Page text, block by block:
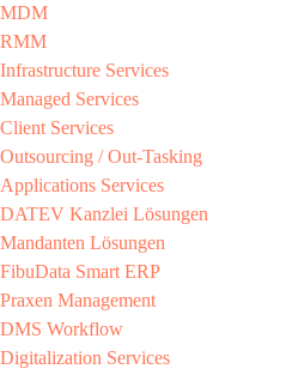
MDM​
RMM​
Infrastructure Services
Managed Services​
Client Services​
Outsourcing / Out-Tasking​
Applications Services
DATEV Kanzlei Lösungen​
Mandanten Lösungen​
FibuData Smart ERP​
Praxen Management​
DMS Workflow​
Digitalization Services